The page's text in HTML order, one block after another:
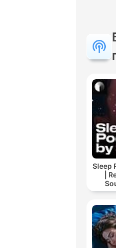
Sleep
|